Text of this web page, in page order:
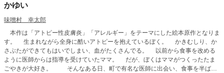
かゆい
味噌村 幸太郎
本作は「アトピー性皮膚炎」「アレルギー」をテーマにした絵本原作となりま
す。 生まれながら全身に酷いアトピーを抱えているぼく。 かきむしり、か
さぶたができてもはいでしまい、血がたくさんでる。 以前から食事を改める
ように医師からは指導を受けていたママ。 だが、ぼくはママがつくったたま
ごやきが大好き。 そんなある日、町で有名な医師に出会い、食事を半ば強